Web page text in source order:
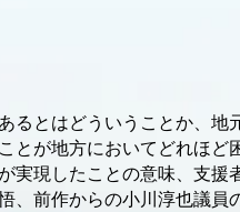
るとはどういうことか、地
とが地方においてどれほ
実現したことの意味、支援
、前作からの小川淳也議員